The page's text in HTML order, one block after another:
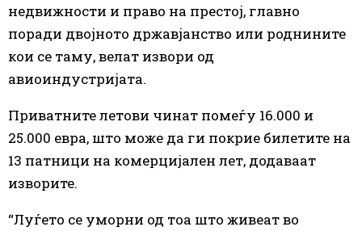
недвижности и право на престој, главно
поради двојното државјанство или роднините
кои се таму, велат извори од
авиоиндустријата.
Приватните летови чинат помеѓу 16.000 и
25.000 евра, што може да ги покрие билетите на
13 патници на комерцијален лет, додаваат
изворите.
“Луѓето се уморни од тоа што живеат во